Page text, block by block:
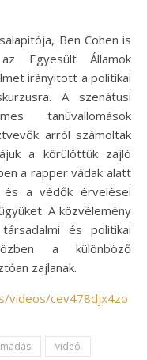
Ben Cohen is
Egyesült Államok
irányított a politikai
A szenátusi
tanúvallomások
arról számoltak
a körülöttük zajló
a rapper vádak alatt
a védők érvelései
A közvélemény
és politikai
a különböző
zajlanak.
videos/cev478djx4zo
videó